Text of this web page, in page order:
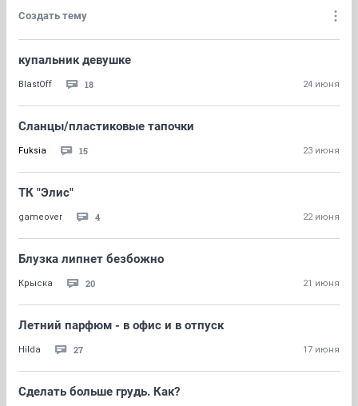
Создать тему
купальник девушке
BlastOff 18 24 июня
Сланцы/пластиковые тапочки
Fuksia 15 23 июня
ТК "Элис"
gameover 4 22 июня
Блузка липнет безбожно
Крыска 20 21 июня
Летний парфюм - в офис и в отпуск
Hilda 27 17 июня
Сделать больше грудь. Как?